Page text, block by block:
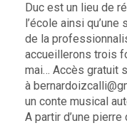
Duc est un lieu de
l’école ainsi
de la
accueillerons trois
mai… Accès gratuit
à
un conte musical
A partir d’une